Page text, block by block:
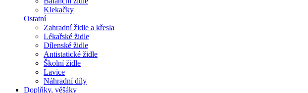
Klekačky
Ostatní
Zahradní židle a křesla
Lékařské židle
Dílenské židle
Antistatické židle
Školní židle
Lavice
Náhradní díly
Doplňky, věšáky